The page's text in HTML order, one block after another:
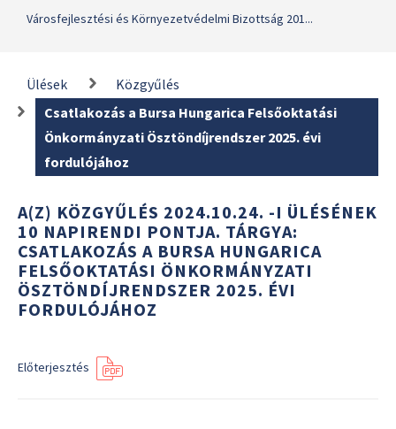
Városfejlesztési és Környezetvédelmi Bizottság 201...
Ülések
Közgyűlés
Csatlakozás a Bursa Hungarica Felsőoktatási
Önkormányzati Ösztöndíjrendszer 2025. évi
fordulójához
A(Z) KÖZGYŰLÉS 2024.10.24. -I ÜLÉSÉNEK
10 NAPIRENDI PONTJA. TÁRGYA:
CSATLAKOZÁS A BURSA HUNGARICA
FELSŐOKTATÁSI ÖNKORMÁNYZATI
ÖSZTÖNDÍJRENDSZER 2025. ÉVI
FORDULÓJÁHOZ
Előterjesztés